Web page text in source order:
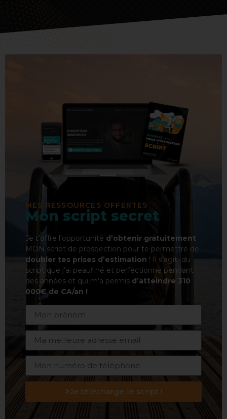
MES RESSOURCES OFFERTES
Mon script secret
Je t’offre l’opportunité d’obtenir gratuitement
MON script de prospection pour te permettre de
doubler tes prises d’estimation ! Il s’agit du
script que j’ai peaufiné et perfectionné pendant
des années et qui m’a permis d’atteindre 310
000€ de CA/an !
Je télécharge le script !